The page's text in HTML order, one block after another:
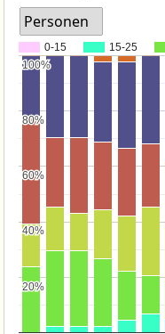
Personen
0-15 15-25
20%
20%
40%
40%
60%
60%
80%
80%
100%
100%